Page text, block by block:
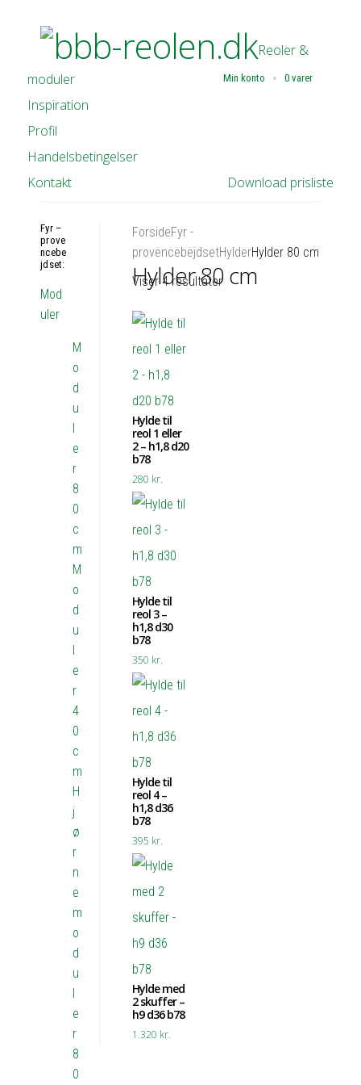
Min konto 0 varer
Reoler &
moduler
Inspiration
Profil
Handelsbetingelser
Download prisliste
Kontakt
ForsideFyr -
provencebejdsetHylderHylder 80 cm
Hylder 80 cm
Viser 4 resultater
Hylde til
reol 1 eller
2 – h1,8 d20
b78
280 kr.
Hylde til
reol 3 –
h1,8 d30
b78
350 kr.
Hylde til
reol 4 –
h1,8 d36
b78
395 kr.
Hylde med
2 skuffer –
h9 d36 b78
1.320 kr.
Fyr –
prove
ncebe
jdset:
Mod
uler
M
o
d
u
l
e
r
8
0
c
m
M
o
d
u
l
e
r
4
0
c
m
H
j
ø
r
n
e
m
o
d
u
l
e
r
8
0